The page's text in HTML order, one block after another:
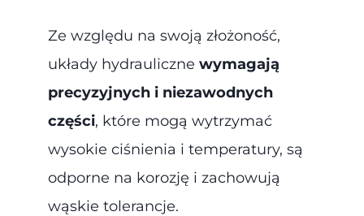
Ze względu na swoją złożoność,
układy hydraulicznewymagają
precyzyjnych i niezawodnych
części, które mogą wytrzymać
wysokie ciśnienia i temperatury, są
odporne na korozję i zachowują
wąskie tolerancje.